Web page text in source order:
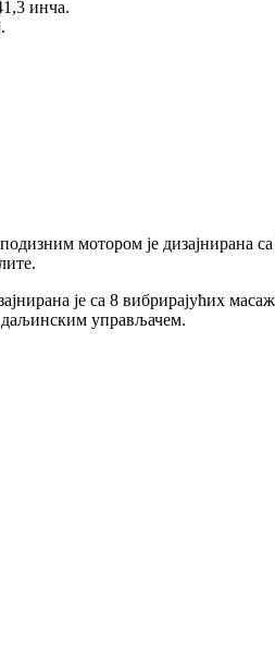
инча.
мотором је дизајнирана
је са 8 вибрирајућих
даљинским управљачем.